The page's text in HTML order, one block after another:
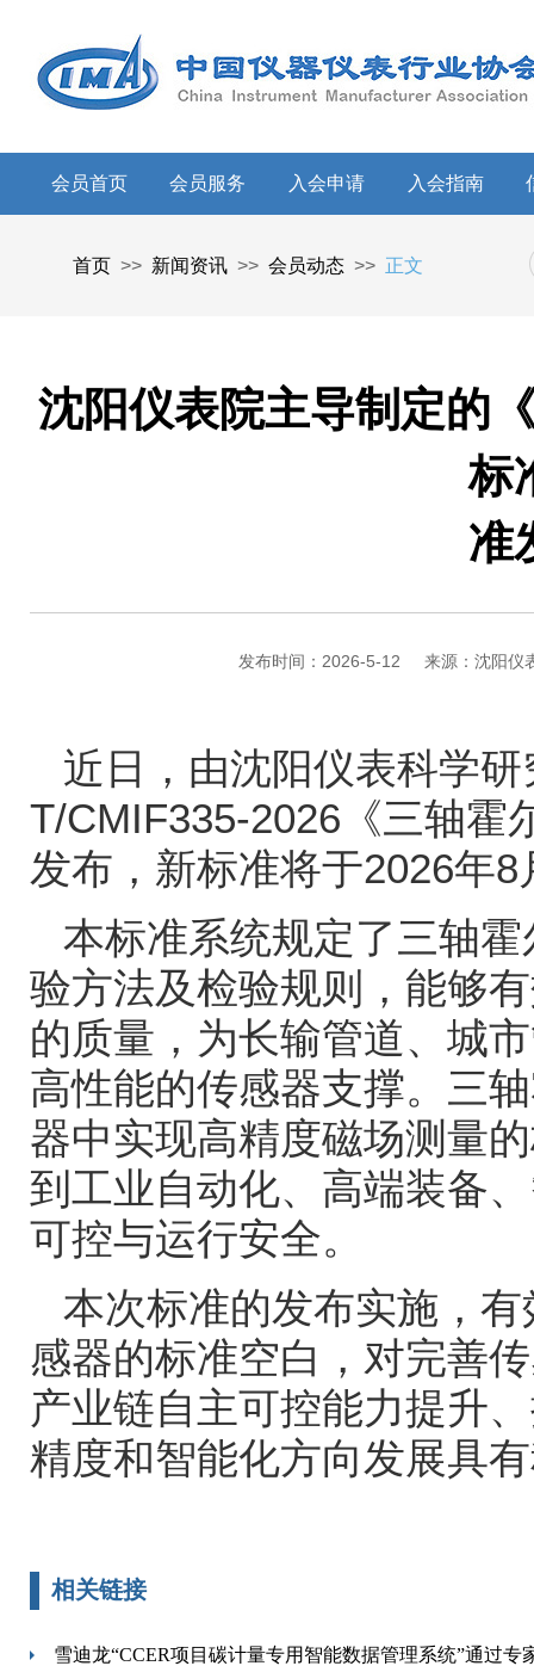
会员首页 会员服务 入会申请 入会指南
首页 >> 新闻资讯 >> 会员动态 >> 正文
沈阳仪表院主导制定的
标
准
发布时间：2026-5-12 来源：沈阳仪
近日，由沈阳仪表科学
T/CMIF335-2026 《三轴
发布，新标准将于2026年8
本标准系统规定了三轴
验方法及检验规则，能够
的质量，为长输管道、城
高性能的传感器支撑。三
器中实现高精度磁场测量
到工业自动化、高端装备
可控与运行安全。
本次标准的发布实施，
感器的标准空白，对完善
产业链自主可控能力提升
精度和智能化方向发展具
相关链接
雪迪龙“CCER项目碳计量专用智能数据管理系统”通过专